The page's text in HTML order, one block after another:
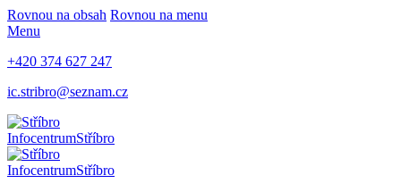
Rovnou na obsah Rovnou na menu
Menu
+420 374 627 247
ic.stribro@seznam.cz
InfocentrumStříbro
InfocentrumStříbro